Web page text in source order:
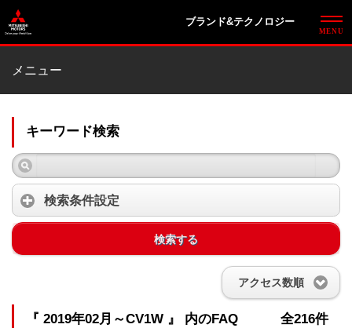
ブランド&テクノロジー
メニュー
キーワード検索
検索条件設定
検索する
アクセス数順
『 2019年02月～CV1W 』 内のFAQ 全216件